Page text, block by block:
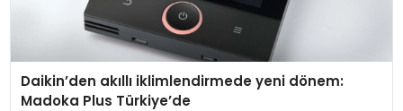
Daikin’den akıllı iklimlendirmede yeni dönem:
Madoka Plus Türkiye’de